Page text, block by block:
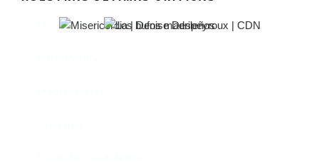
El castillo de Lindabridis